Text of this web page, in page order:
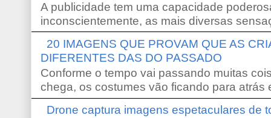
A publicidade tem uma capacidade
inconscientemente, as mais diversas
20 IMAGENS QUE PROVAM QUE AS
DIFERENTES DAS DO PASSADO
Conforme o tempo vai passando muitas
chega, os costumes vão ficando para atrás
Drone captura imagens espetaculares de